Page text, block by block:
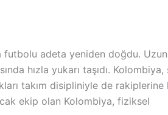
futbolu adeta yeniden doğdu.
hızla yukarı taşıdı. Kolombiya,
takım disipliniyle de rakiplerine
ekip olan Kolombiya, fiziksel